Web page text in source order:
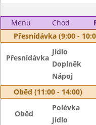
Menu Chod
Přesnídávka (9:00 -
Přesnídávka
Jídlo
Doplněk
Nápoj
Oběd (11:00 - 14:00)
Oběd
Polévka
Jídlo